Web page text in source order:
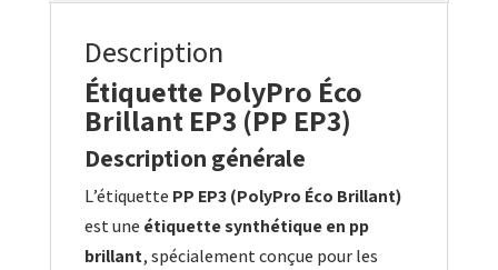
Description
Étiquette PolyPro Éco
Brillant EP3 (PP EP3)
Description générale
L’étiquette PP EP3 (PolyPro Éco Brillant)
est une étiquette synthétique en pp
brillant, spécialement conçue pour les